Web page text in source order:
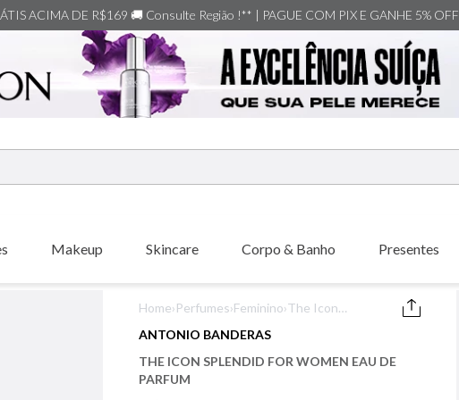
ACIMA DE R$169 🚚 Consulte Região !** | PAGUE COM PIX E GANHE 5% OFF
Makeup Skincare Corpo & Banho Presentes
Home›Perfumes›Feminino›The Icon
Parfum
ANTONIO BANDERAS
THE ICON SPLENDID FOR WOMEN EAU DE
PARFUM
carolina herrera